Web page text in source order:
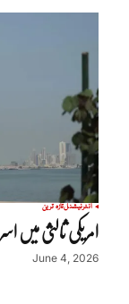
انٹرنیشنلتازہ ترین
امریکی ثالثی میں
June 4, 2026